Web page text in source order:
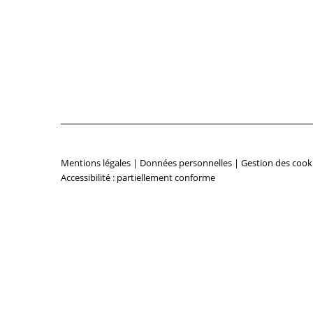
Mentions légales | Données personnelles | Gestion des
Accessibilité : partiellement conforme